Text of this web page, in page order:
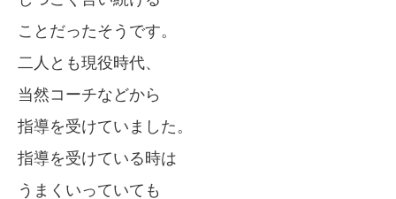
ことだったそうです。
二人とも現役時代、
当然コーチなどから
指導を受けていました。
指導を受けている時は
うまくいっていても